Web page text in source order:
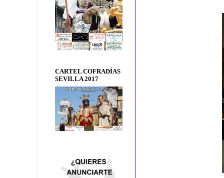
CARTEL COFRADÍAS
SEVILLA 2017